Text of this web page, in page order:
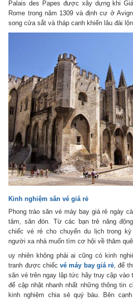
Palais des Papes được xây dựng khi
Rome trong năm 1309 và định cư ở
song cửa sắt và tháp canh khiến lâu đài
Kinh nghiệm săn vé giá rẻ
Phong trào săn vé máy bay giá rẻ ngày
tâm, săn đón. Từ các bạn trẻ năng
chiếc vé rẻ cho chuyến du lịch trong
người xa nhà muốn tìm cơ hội về thăm
uy nhiên không phải ai cũng có kinh
tranh được chiếcvé máy bay giá rẻ , để
săn vé trên ngay lập tức hãy truy cập vào
để cập nhật nhanh nhất những thông tin
kinh nghiệm chia sẻ quý báu. Bên